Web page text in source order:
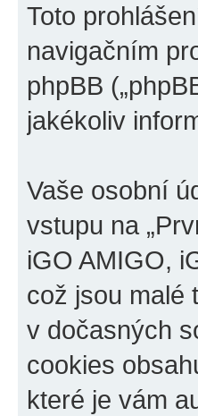
Toto
navigačním
phpBB
jakékoliv
Vaše osobní
vstupu na
iGO AMIGO,
což jsou malé
v dočasných
cookies
které je vám